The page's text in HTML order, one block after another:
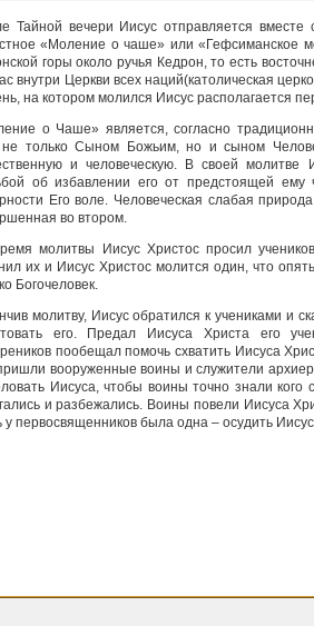
Тайной вечери Иисус отправляется вместе
«Моление о чаше» или «Гефсиманское
горы около ручья Кедрон, то есть
внутри Церкви всех наций(католическая
на котором молился Иисус располагается
о Чаше» является, согласно
только Сыном Божьим, но и сыном
и человеческую. В своей молитве
об избавлении его от предстоящей
Его воле. Человеческая слабая
во втором.
молитвы Иисус Христос просил
их и Иисус Христос молится один, что
Богочеловек.
молитву, Иисус обратился к учениками и
его. Предал Иисуса Христа его
пообещал помочь схватить Иисуса
вооруженные воины и служители
Иисуса, чтобы воины точно знали кого
и разбежались. Воины повели Иисуса
у первосвященников была одна – осудить